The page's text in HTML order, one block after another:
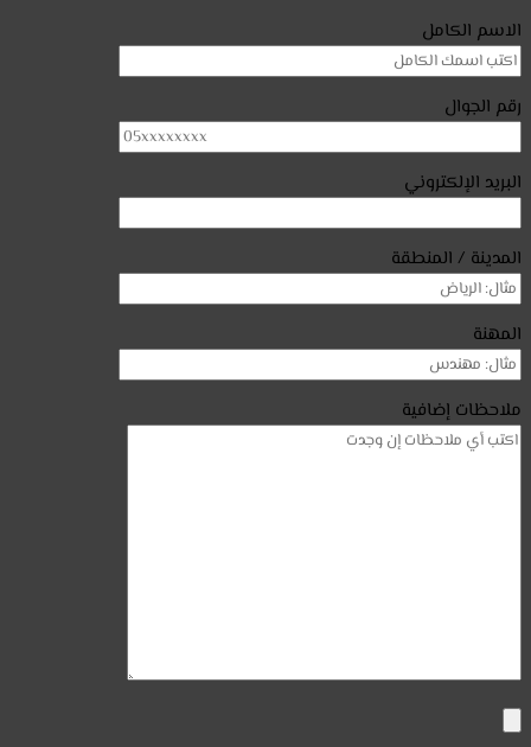
الاسم الكامل
رقم الجوال
البريد الإلكتروني
المدينة / المنطقة
المهنة
ملاحظات إضافية